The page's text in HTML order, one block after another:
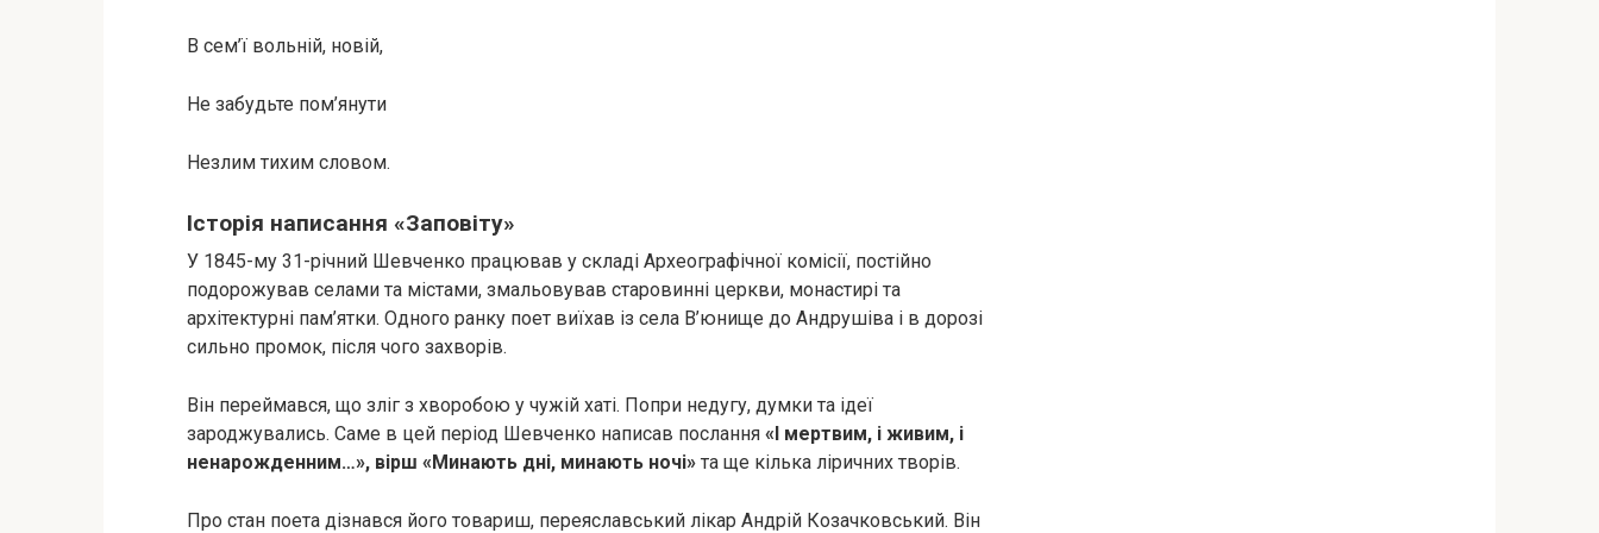
В сем’ї вольній, новій,
Не забудьте пом’янути
Незлим тихим словом.
Історія написання «Заповіту»
У 1845-му 31-річний Шевченко працював у складі Археографічної комісії, постійно
подорожував селами та містами, змальовував старовинні церкви, монастирі та
архітектурні пам’ятки. Одного ранку поет виїхав із села В’юнище до Андрушіва і в дорозі
сильно промок, після чого захворів.
Він переймався, що зліг з хворобою у чужій хаті. Попри недугу, думки та ідеї
зароджувались. Саме в цей період Шевченко написав послання «І мертвим, і живим, і
ненарожденним…», вірш «Минають дні, минають ночі» та ще кілька ліричних творів.
Про стан поета дізнався його товариш, переяславський лікар Андрій Козачковський. Він